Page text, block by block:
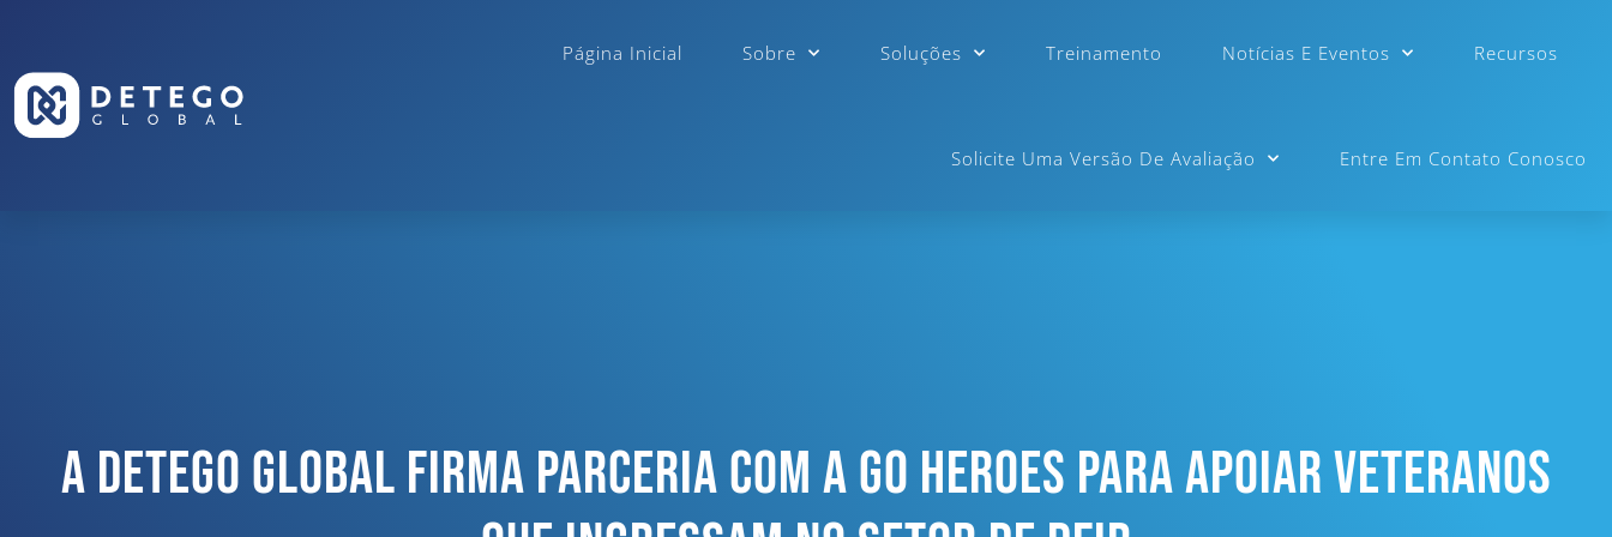
Página Inicial Sobre Soluções Treinamento Notícias E Eventos Recursos
Solicite Uma Versão De Avaliação Entre Em Contato Conosco
A Detego Global Firma Parceria Com A Go Heroes Para Apoiar Veteranos